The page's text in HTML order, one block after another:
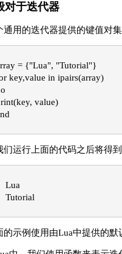
对于迭代器
通用的迭代器提供的键值对
= {"Lua", "Tutorial"}
key,value in ipairs(array)
value)
们运行上面的代码之后将得
Lua
Tutorial
的示例使用由Lua中提供的默